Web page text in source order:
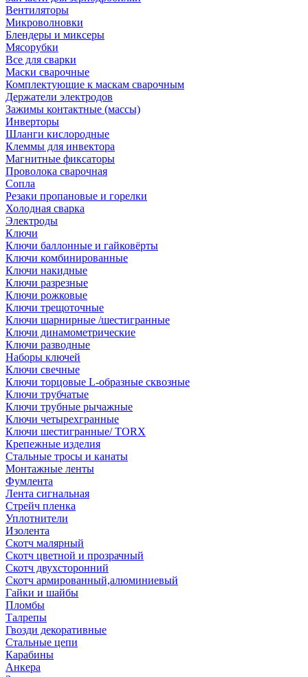
Вентиляторы
Микроволновки
Блендеры и миксеры
Мясорубки
Все для сварки
Маски сварочные
Комплектующие к маскам сварочным
Держатели электродов
Зажимы контактные (массы)
Инверторы
Шланги кислородные
Клеммы для инвектора
Магнитные фиксаторы
Проволока сварочная
Сопла
Резаки пропановые и горелки
Холодная сварка
Электроды
Ключи
Ключи баллонные и гайковёрты
Ключи комбинированные
Ключи накидные
Ключи разрезные
Ключи рожковые
Ключи трещоточные
Ключи шарнирные /шестигранные
Ключи динамометрические
Ключи разводные
Наборы ключей
Ключи свечные
Ключи торцовые L-образные сквозные
Ключи трубчатые
Ключи трубные рычажные
Ключи четырехгранные
Ключи шестигранные/ TORX
Крепежные изделия
Стальные тросы и канаты
Монтажные ленты
Фумлента
Лента сигнальная
Стрейч пленка
Уплотнители
Изолента
Скотч малярный
Скотч цветной и прозрачный
Скотч двухсторонний
Скотч армированный,алюминиевый
Гайки и шайбы
Пломбы
Талрепы
Гвозди декоративные
Стальные цепи
Карабины
Анкера